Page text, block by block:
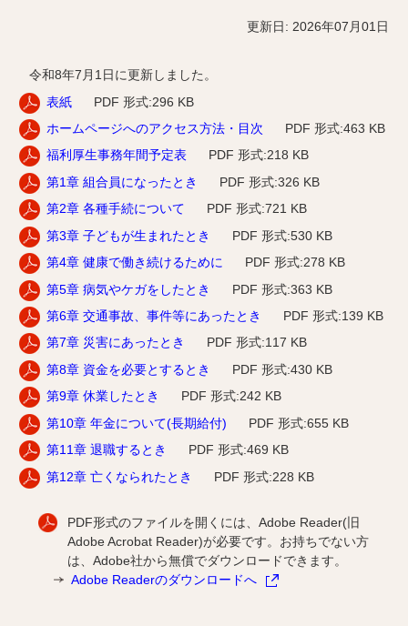
更新日: 2026年07月01日
令和8年7月1日に更新しました。
表紙
PDF 形式:296 KB
ホームページへのアクセス方法・目次
PDF 形式:463 KB
福利厚生事務年間予定表
PDF 形式:218 KB
第1章 組合員になったとき
PDF 形式:326 KB
第2章 各種手続について
PDF 形式:721 KB
第3章 子どもが生まれたとき
PDF 形式:530 KB
第4章 健康で働き続けるために
PDF 形式:278 KB
第5章 病気やケガをしたとき
PDF 形式:363 KB
第6章 交通事故、事件等にあったとき
PDF 形式:139 KB
第7章 災害にあったとき
PDF 形式:117 KB
第8章 資金を必要とするとき
PDF 形式:430 KB
第9章 休業したとき
PDF 形式:242 KB
第10章 年金について(長期給付)
PDF 形式:655 KB
第11章 退職するとき
PDF 形式:469 KB
第12章 亡くなられたとき
PDF 形式:228 KB
PDF形式のファイルを開くには、Adobe Reader(旧
Adobe Acrobat Reader)が必要です。お持ちでない方
は、Adobe社から無償でダウンロードできます。
Adobe Readerのダウンロードへ